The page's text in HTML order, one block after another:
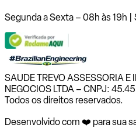
Segunda a Sexta – 08h às 19h |
SAUDE TREVO ASSESSORIA E
NEGOCIOS LTDA – CNPJ:
Todos os direitos reservados.
Desenvolvido com ❤️ para sua